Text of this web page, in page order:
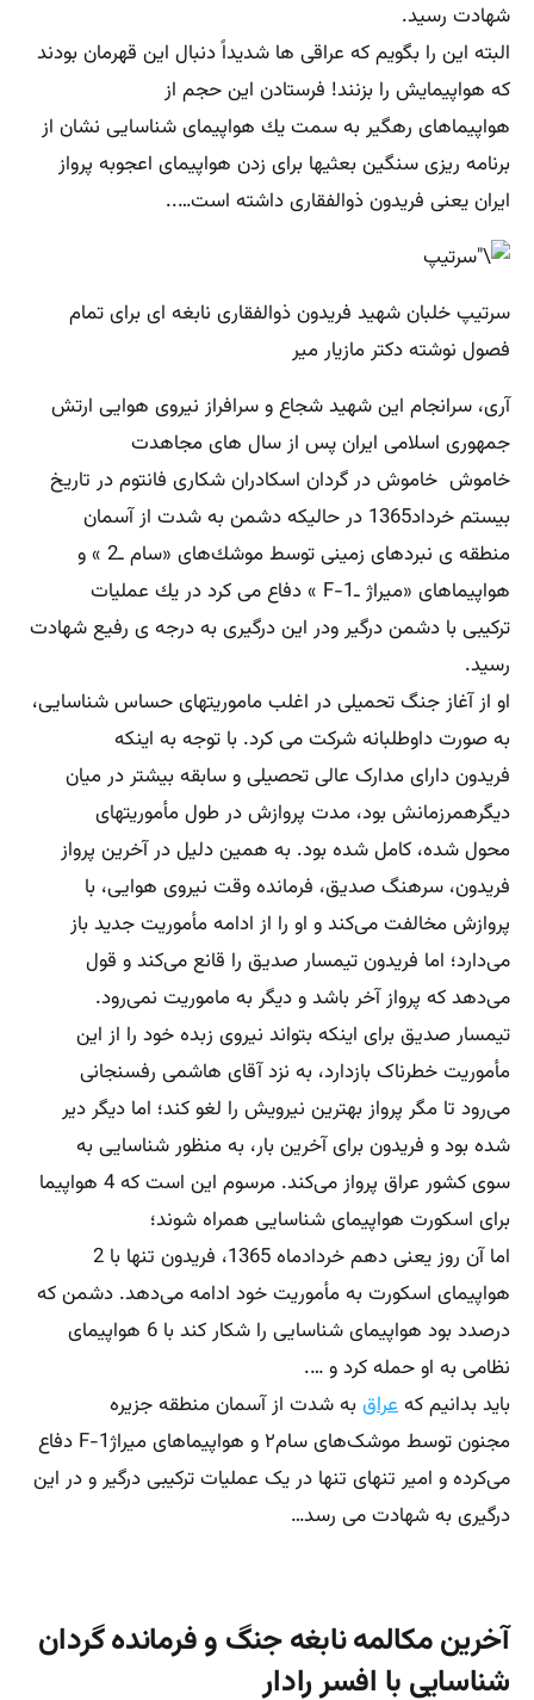
شهادت رسید.
البته این را بگویم كه عراقی ها شدیداً دنبال این قهرمان بودند
كه هواپیمایش را بزنند! فرستادن این حجم از
هواپیماهای رهگیر به سمت یك هواپیمای شناسایی نشان از
برنامه ریزی سنگین بعثیها برای زدن هواپیمای اعجوبه پرواز
ایران یعنی فریدون ذوالفقاری داشته است…..
سرتیپ خلبان شهید فریدون ذوالفقاری نابغه ای برای تمام
فصول نوشته دکتر مازیار میر
آری، سرانجام این شهید شجاع و سرافراز نیروی هوایی ارتش
جمهوری اسلامی ایران پس از سال های مجاهدت
خاموش خاموش در گردان اسكادران شكاری فانتوم در تاریخ
بیستم خرداد1365 در حالیكه دشمن به شدت از آسمان
منطقه‌ ی نبردهای زمینی توسط موشك‌های «سام ‌ـ2 » و
هواپیماهای «میراژ ‌ـF-1 » دفاع می ‌كرد در یك عملیات
تركیبی با دشمن درگیر ودر این درگیری به درجه‌ ی رفیع شهادت
رسید.
او از آغاز جنگ تحمیلی در اغلب ماموریتهای حساس شناسایی،
به صورت داوطلبانه شرکت می کرد. با توجه به اینکه
فریدون دارای مدارک عالی تحصیلی و سابقه بیشتر در میان
دیگرهمرزمانش بود، مدت پروازش در طول مأموریتهای
محول شده‌، کامل شده بود. به همین دلیل در آخرین پرواز
فریدون، سرهنگ صدیق، فرمانده وقت نیروی هوایی، با
پروازش مخالفت می‌کند و او را از ادامه مأموریت جدید باز
می‌دارد؛ اما فریدون تیمسار صدیق را قانع می‌کند و قول
می‌دهد که پرواز آخر باشد و دیگر به ماموریت نمی‌رود.
تیمسار صدیق برای اینکه بتواند نیروی زبده خود را از این
مأموریت خطرناک بازدارد، به نزد آقای هاشمی رفسنجانی
می‌رود تا مگر پرواز بهترین نیرویش را لغو کند؛ اما دیگر دیر
شده بود و فریدون برای آخرین بار، به منظور شناسایی به
سوی کشور عراق پرواز می‌کند. مرسوم این است که 4 هواپیما
برای اسکورت هواپیمای شناسایی همراه ‌شوند؛
اما آن روز یعنی دهم خردادماه 1365، فریدون تنها با 2
هواپیمای اسکورت به مأموریت خود ادامه می‌دهد. دشمن که
درصدد بود هواپیمای شناسایی را شکار کند با 6 هواپیمای
نظامی به او حمله کرد و ….
باید بدانیم کهعراقبه شدت از آسمان منطقه جزیره
مجنون توسط موشک‌های سام۲ و هواپیماهای میراژF-1 دفاع
می‌کرده و امیر تنهای تنها در یک عملیات ترکیبی درگیر و در این
درگیری به شهادت می رسد…
آخرین مکالمه نابغه جنگ و فرمانده گردان
شناسایی با افسر رادار